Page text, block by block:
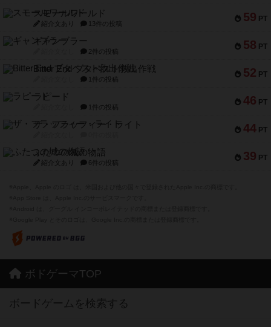
59 PT
スモールワールド
紹介文あり 13件の投稿
58 PT
ギャンブラー
2件の投稿
52 PT
Bitter End ブタペスト救出作戦
1件の投稿
46 PT
ラピード
1件の投稿
44 PT
ザ・フラッフィー・ライト
39 PT
ふたつの城の物語
紹介文あり 6件の投稿
ボドゲーマTOP
ボードゲームを検索する